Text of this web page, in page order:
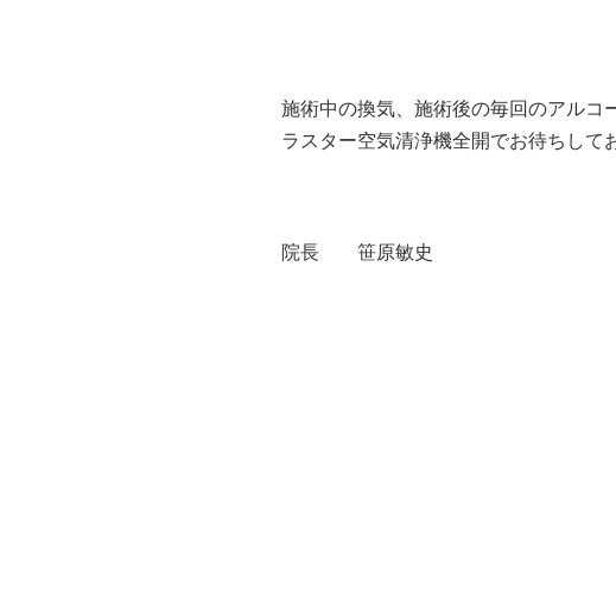
施術中の換気、施術後の毎回のアルコ
ラスター空気清浄機全開でお待ちして
院長 笹原敏史